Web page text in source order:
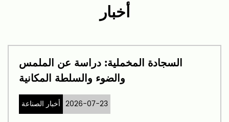
أخبار
السجادة المخملية: دراسة عن الملمس
والضوء والسلطة المكانية
أخبار الصناعة 2026-07-23